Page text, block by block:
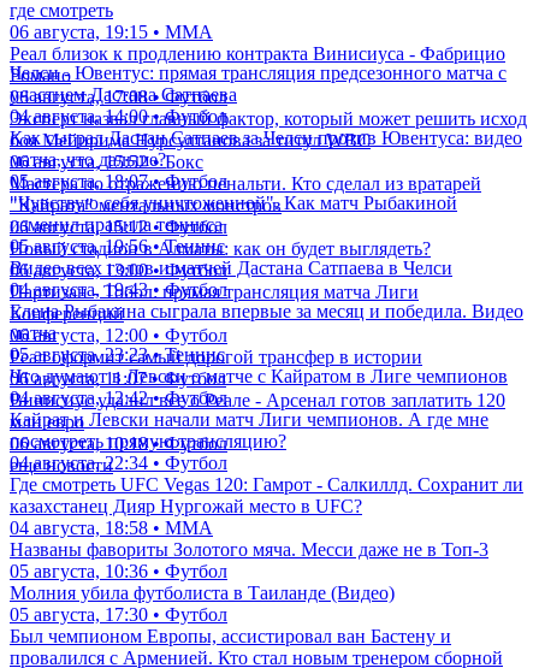
где смотреть
06 августа, 19:15 • ММА
Реал близок к продлению контракта Винисиуса - Фабрицио
Романо
06 августа, 17:08 • Футбол
Эксперт назвал главный фактор, который может решить исход
боя Мейирима Нурсултанова за титул WBC
06 августа, 15:52 • Бокс
Мастера по отражению пенальти. Кто сделал из вратарей
"Кайрата" ментальных монстров
06 августа, 15:12 • Футбол
Новый стадион в Алматы: как он будет выглядеть?
06 августа, 13:00 • Футбол
Партизан - Тобол: прямая трансляция матча Лиги
Конференций
06 августа, 12:00 • Футбол
Реал оформит самый дорогой трансфер в истории
06 августа, 11:07 • Футбол
Винисиус удалил все о Реале - Арсенал готов заплатить 120
млн евро
06 августа, 10:18 • Футбол
еще новости
Челси - Ювентус: прямая трансляция предсезонного матча с
участием Дастана Сатпаева
04 августа, 14:00 • Футбол
Как сыграл Дастан Сатпаев за Челси против Ювентуса: видео
матча, что дальше?
05 августа, 18:07 • Футбол
"Чувствую себя уничтоженной". Как матч Рыбакиной
изменил правила тенниса
05 августа, 19:56 • Теннис
Видео всех голов и матчей Дастана Сатпаева в Челси
04 августа, 19:43 • Футбол
Елена Рыбакина сыграла впервые за месяц и победила. Видео
матча
05 августа, 23:23 • Теннис
Что думают в Левски о матче с Кайратом в Лиге чемпионов
04 августа, 12:42 • Футбол
Кайрат и Левски начали матч Лиги чемпионов. А где мне
посмотреть прямую трансляцию?
04 августа, 22:34 • Футбол
Где смотреть UFC Vegas 120: Гамрот - Салкиллд. Сохранит ли
казахстанец Дияр Нургожай место в UFC?
04 августа, 18:58 • ММА
Названы фавориты Золотого мяча. Месси даже не в Топ-3
05 августа, 10:36 • Футбол
Молния убила футболиста в Таиланде (Видео)
05 августа, 17:30 • Футбол
Был чемпионом Европы, ассистировал ван Бастену и
провалился с Арменией. Кто стал новым тренером сборной